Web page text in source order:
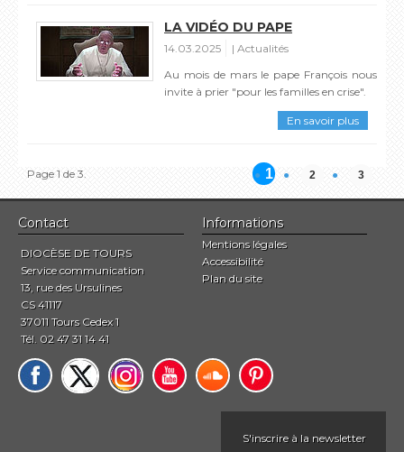
LA VIDÉO DU PAPE
14.03.2025
Actualités
Au mois de mars le pape François nous
invite à prier "pour les familles en crise".
En savoir plus
Page 1 de 3. 1 2 3
Contact
DIOCÈSE DE TOURS
Service communication
13, rue des Ursulines
CS 41117
37011 Tours Cedex 1
Tél. 02 47 31 14 41
Informations
Mentions légales
Accessibilité
Plan du site
S'inscrire à la newsletter